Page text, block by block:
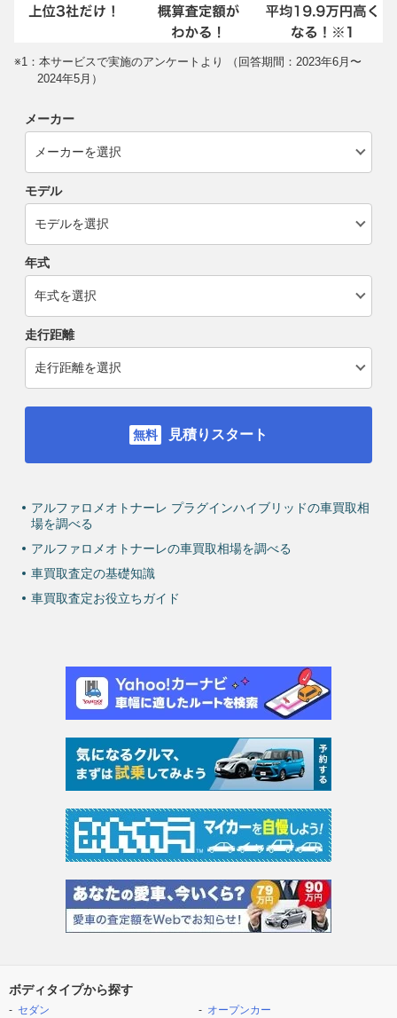
※1：本サービスで実施のアンケートより （回答期間：2023年6月〜
2024年5月）
メーカー
モデル
年式
走行距離
見積りスタート
アルファロメオトナーレ プラグインハイブリッドの車買取相
場を調べる
アルファロメオトナーレの車買取相場を調べる
車買取査定の基礎知識
車買取査定お役立ちガイド
ボディタイプから探す
セダン
オープンカー